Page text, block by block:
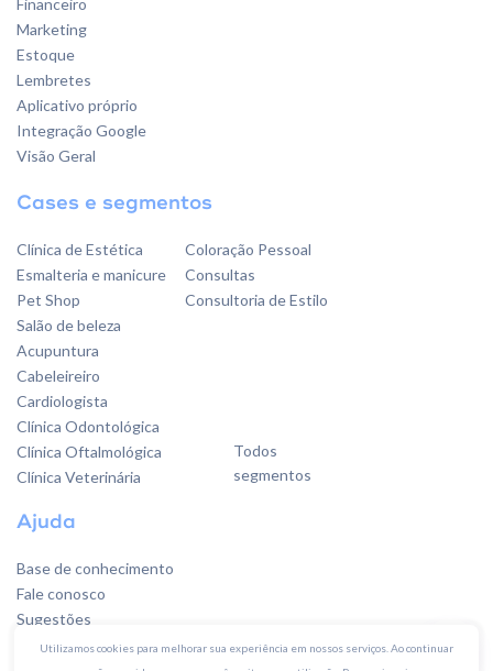
Financeiro
Marketing
Estoque
Lembretes
Aplicativo próprio
Integração Google
Visão Geral
Cases e segmentos
Todos
segmentos
Clínica de Estética
Esmalteria e manicure
Pet Shop
Salão de beleza
Acupuntura
Cabeleireiro
Cardiologista
Clínica Odontológica
Clínica Oftalmológica
Clínica Veterinária
Coloração Pessoal
Consultas
Consultoria de Estilo
Ajuda
Base de conhecimento
Fale conosco
Sugestões
Utilizamos cookies para melhorar sua experiência em nossos serviços. Ao continuar